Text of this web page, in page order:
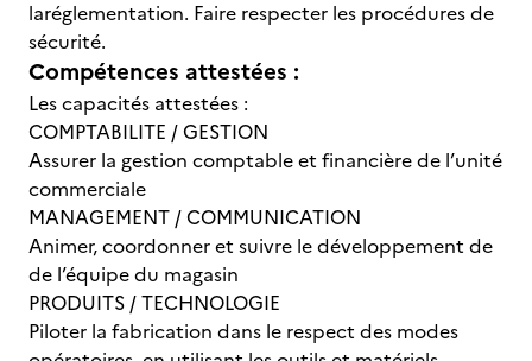
laréglementation. Faire respecter les procédures de
sécurité.
Compétences attestées :
Les capacités attestées :
COMPTABILITE / GESTION
Assurer la gestion comptable et financière de l’unité
commerciale
MANAGEMENT / COMMUNICATION
Animer, coordonner et suivre le développement de
de l’équipe du magasin
PRODUITS / TECHNOLOGIE
Piloter la fabrication dans le respect des modes